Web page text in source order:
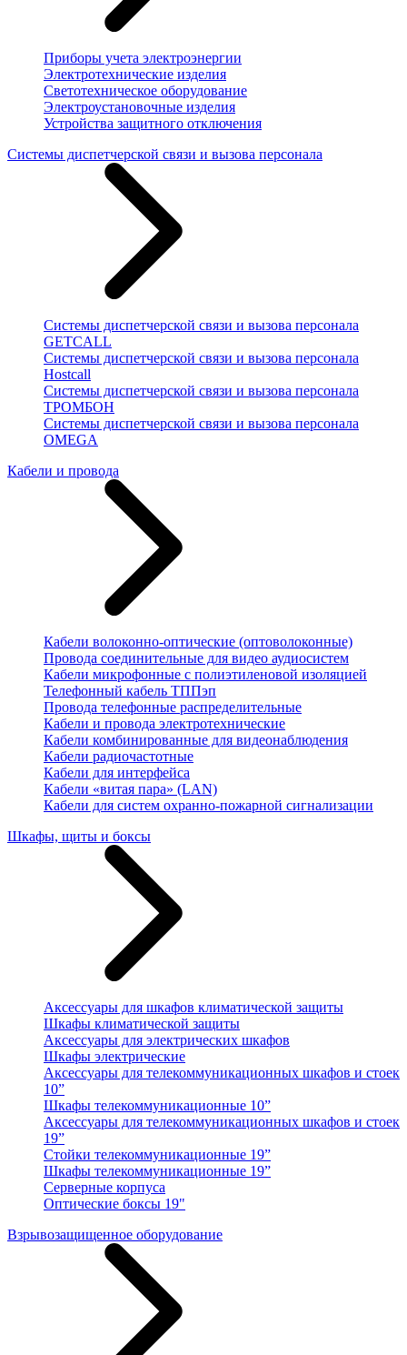
Приборы учета электроэнергии
Электротехнические изделия
Светотехническое оборудование
Электроустановочные изделия
Устройства защитного отключения
Системы диспетчерской связи и вызова персонала
Системы диспетчерской связи и вызова персонала
GETCALL
Системы диспетчерской связи и вызова персонала
Hostcall
Системы диспетчерской связи и вызова персонала
ТРОМБОН
Системы диспетчерской связи и вызова персонала
OMEGA
Кабели и провода
Кабели волоконно-оптические (оптоволоконные)
Провода соединительные для видео аудиосистем
Кабели микрофонные с полиэтиленовой изоляцией
Телефонный кабель ТППэп
Провода телефонные распределительные
Кабели и провода электротехнические
Кабели комбинированные для видеонаблюдения
Кабели радиочастотные
Кабели для интерфейса
Кабели «витая пара» (LAN)
Кабели для систем охранно-пожарной сигнализации
Шкафы, щиты и боксы
Аксессуары для шкафов климатической защиты
Шкафы климатической защиты
Аксессуары для электрических шкафов
Шкафы электрические
Аксессуары для телекоммуникационных шкафов и стоек
10”
Шкафы телекоммуникационные 10”
Аксессуары для телекоммуникационных шкафов и стоек
19”
Стойки телекоммуникационные 19”
Шкафы телекоммуникационные 19”
Серверные корпуса
Оптические боксы 19"
Взрывозащищенное оборудование